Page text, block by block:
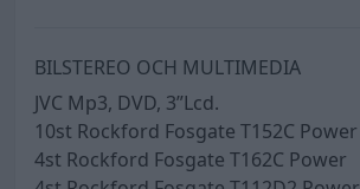
BILSTEREO OCH MULTIMEDIA
JVC Mp3, DVD, 3”Lcd.
10st Rockford Fosgate T152C Power
4st Rockford Fosgate T162C Power